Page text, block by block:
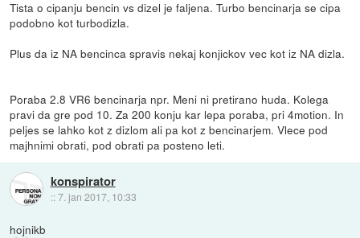
Tista o cipanju bencin vs dizel je faljena. Turbo bencinarja se cipa
podobno kot turbodizla.
Plus da iz NA bencinca spravis nekaj konjickov vec kot iz NA dizla.
Poraba 2.8 VR6 bencinarja npr. Meni ni pretirano huda. Kolega
pravi da gre pod 10. Za 200 konju kar lepa poraba, pri 4motion. In
peljes se lahko kot z dizlom ali pa kot z bencinarjem. Vlece pod
majhnimi obrati, pod obrati pa posteno leti.
konspirator
::7. jan 2017, 10:33
hojnikb